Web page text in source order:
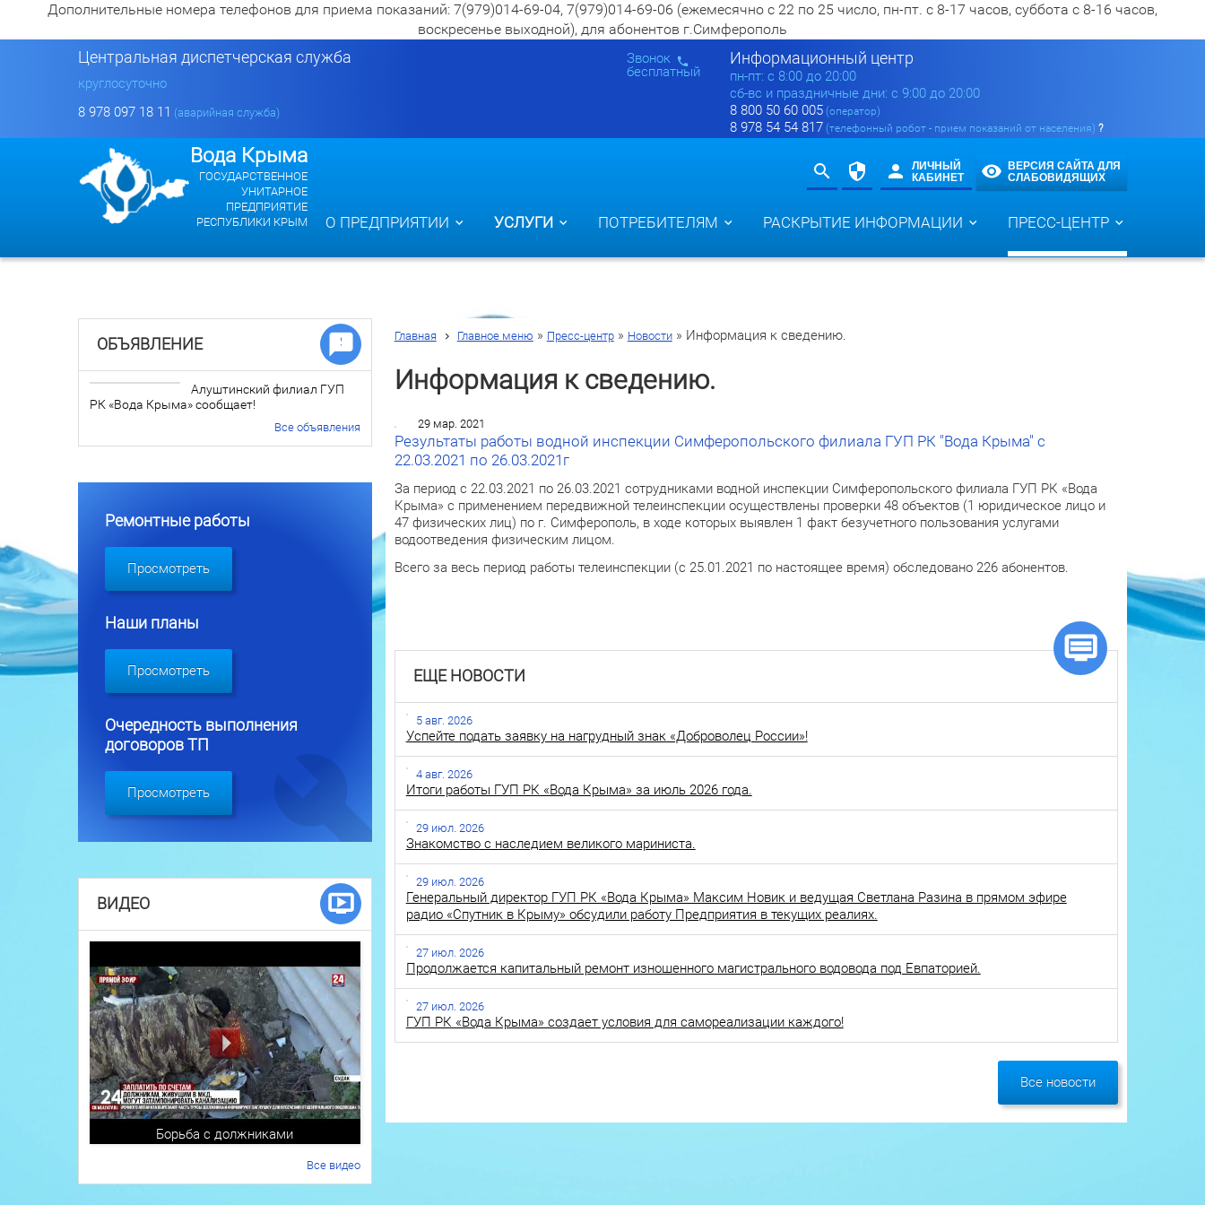
Дополнительные номера телефонов для приема показаний: 7(979)014-69-04, 7(979)014-69-06 (ежемесячно с 22 по 25 число, пн-пт. с 8-17 часов, суббота с 8-16 часов,
воскресенье выходной), для абонентов г.Симферополь
Информационный центр
пн-пт: c 8:00 до 20:00
сб-вс и праздничные дни: с 9:00 до 20:00
8 800 50 60 005 (оператор)
8 978 54 54 817 (телефонный робот - прием показаний от населения) ?
Звонок
бесплатный
Центральная диспетчерская служба
круглосуточно
8 978 097 18 11 (аварийная служба)
Вода Крыма
ГОСУДАРСТВЕННОЕ
УНИТАРНОЕ
ПРЕДПРИЯТИЕ
РЕСПУБЛИКИ КРЫМ
ЛИЧНЫЙ
КАБИНЕТ
ВЕРСИЯ САЙТА ДЛЯ
СЛАБОВИДЯЩИХ
О ПРЕДПРИЯТИИ УСЛУГИ ПОТРЕБИТЕЛЯМ РАСКРЫТИЕ ИНФОРМАЦИИ ПРЕСС-ЦЕНТР
Главная Главное меню » Пресс-центр» Новости» Информация к сведению.
Информация к сведению.
29 мар. 2021
Результаты работы водной инспекции Симферопольского филиала ГУП РК "Вода Крыма" с
22.03.2021 по 26.03.2021г
За период с 22.03.2021 по 26.03.2021 сотрудниками водной инспекции Симферопольского филиала ГУП РК «Вода
Крыма» с применением передвижной телеинспекции осуществлены проверки 48 объектов (1 юридическое лицо и
47 физических лиц) по г. Симферополь, в ходе которых выявлен 1 факт безучетного пользования услугами
водоотведения физическим лицом.
Всего за весь период работы телеинспекции (с 25.01.2021 по настоящее время) обследовано 226 абонентов.
ЕЩЕ НОВОСТИ
5 авг. 2026
Успейте подать заявку на нагрудный знак «Доброволец России»!
4 авг. 2026
Итоги работы ГУП РК «Вода Крыма» за июль 2026 года.
29 июл. 2026
Знакомство с наследием великого мариниста.
29 июл. 2026
Генеральный директор ГУП РК «Вода Крыма» Максим Новик и ведущая Светлана Разина в прямом эфире
радио «Спутник в Крыму» обсудили работу Предприятия в текущих реалиях.
27 июл. 2026
Продолжается капитальный ремонт изношенного магистрального водовода под Евпаторией.
27 июл. 2026
ГУП РК «Вода Крыма» создает условия для самореализации каждого!
Все новости
ОБЪЯВЛЕНИЕ
Алуштинский филиал ГУП
РК «Вода Крыма» сообщает!
Все объявления
Ремонтные работы
Просмотреть
Наши планы
Просмотреть
Очередность выполнения
договоров ТП
Просмотреть
ВИДЕО
Борьба с должниками
Все видео